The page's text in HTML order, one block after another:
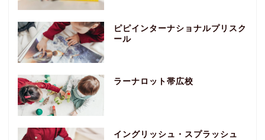
ピピインターナショナルプリスク
ール
ラーナロット帯広校
イングリッシュ・スプラッシュ